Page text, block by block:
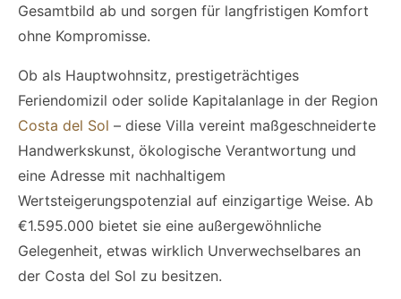
Gesamtbild ab und sorgen für langfristigen Komfort
ohne Kompromisse.
Ob als Hauptwohnsitz, prestigeträchtiges
Feriendomizil oder solide Kapitalanlage in der Region
Costa del Sol – diese Villa vereint maßgeschneiderte
Handwerkskunst, ökologische Verantwortung und
eine Adresse mit nachhaltigem
Wertsteigerungspotenzial auf einzigartige Weise. Ab
€1.595.000 bietet sie eine außergewöhnliche
Gelegenheit, etwas wirklich Unverwechselbares an
der Costa del Sol zu besitzen.